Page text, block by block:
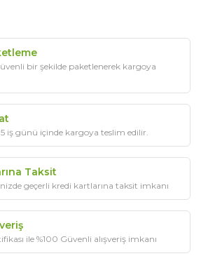
bir şekilde paketlenerek kargoya
iş günü içinde kargoya teslim edilir.
Taksit
geçerli kredi kartlarına taksit imkanı
ile %100 Güvenli alışveriş imkanı